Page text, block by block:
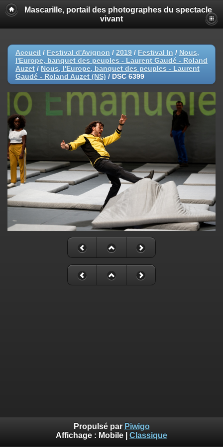
Mascarille, portail des photographes du spectacle
vivant
Accueil / Festival d'Avignon / 2019 / Festival In / Nous,
l'Europe, banquet des peuples - Laurent Gaudé - Roland
Auzet / Nous, l'Europe, banquet des peuples - Laurent
Gaudé - Roland Auzet (NS) / DSC 6399
Propulsé par Piwigo
Affichage : Mobile Classique